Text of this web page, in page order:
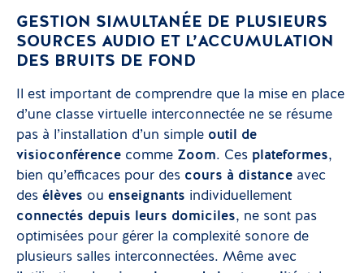
GESTION SIMULTANÉE DE PLUSIEURS
SOURCES AUDIO ET L’ACCUMULATION
DES BRUITS DE FOND
Il est important de comprendre que la mise en place
d’une classe virtuelle interconnectée ne se résume
pas à l’installation d’un simple outil de
visioconférence comme Zoom. Ces plateformes,
bien qu’efficaces pour des cours à distance avec
des élèves ou enseignants individuellement
connectés depuis leurs domiciles, ne sont pas
optimisées pour gérer la complexité sonore de
plusieurs salles interconnectées. Même avec